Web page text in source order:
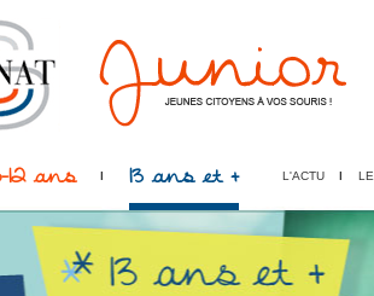
12 ans 13 ans et + L'ACTU